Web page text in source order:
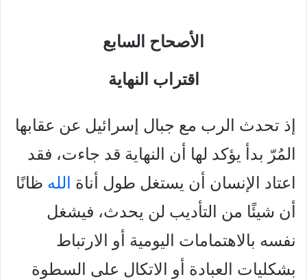
الأصحاح السابع
اقتراب النهاية
إذ تحدث الرب مع جبال إسرائيل عن عقابها
المُرّ بدأ يؤكد لها أن النهاية قد جاءت، فقد
اعتاد الإنسان أن يستغل طول أناة
الله ظانًا
أن شيئًا من التأديب لن يحدث، فيشغل
نفسه بالاهتمامات اليومية أو الارتباط
بشكليات العبادة أو الاتكال على السطوة